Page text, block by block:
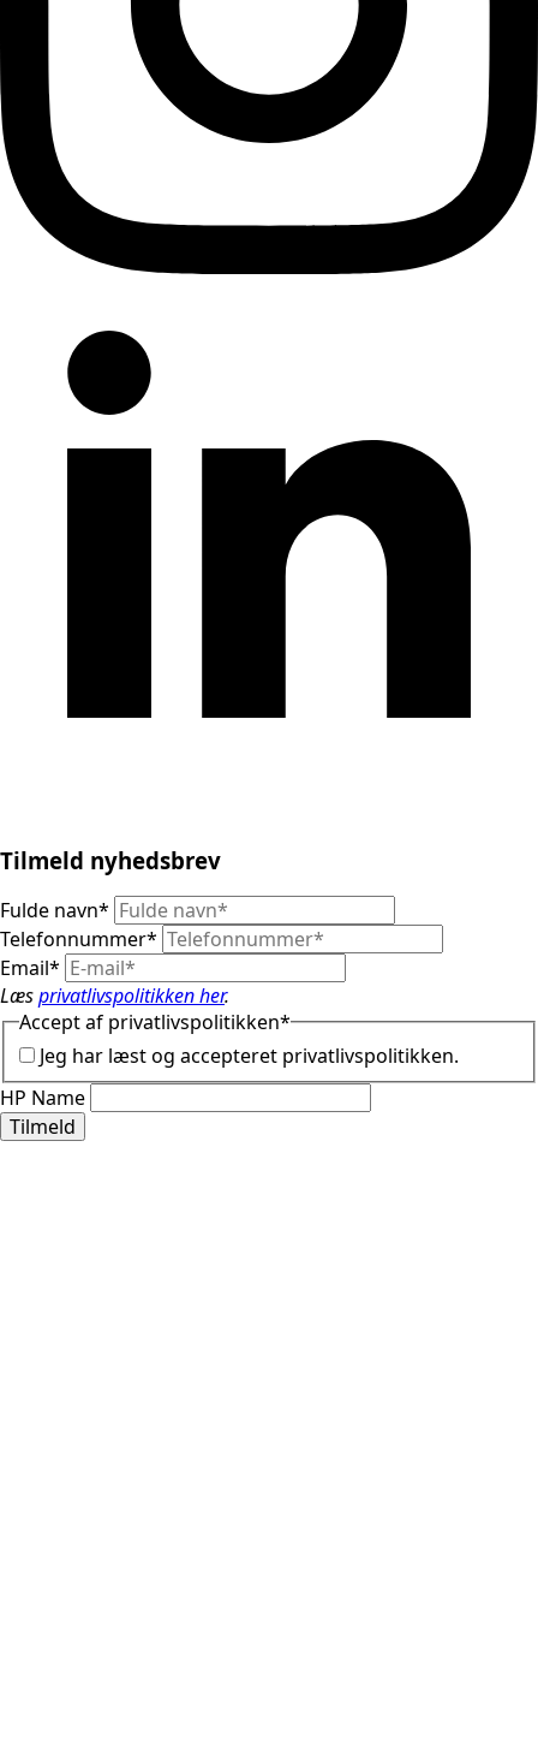
Tilmeld nyhedsbrev
Fulde navn*
Telefonnummer*
Email*
Læsprivatlivspolitikken her.
Accept af privatlivspolitikken*
Jeg har læst og accepteret privatlivspolitikken.
HP Name
Tilmeld